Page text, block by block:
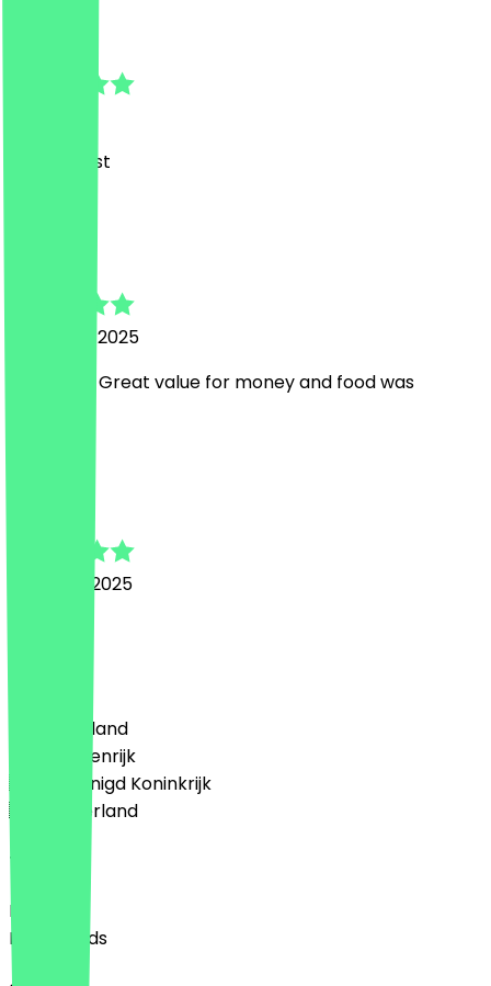
Great bfast
5 februari 2025
Amazing!! Great value for money and food was
16 januari 2025
🇩🇪 Duitsland
🇦🇹 Oostenrijk
🇬🇧 Verenigd Koninkrijk
🇳🇱 Nederland
Taal
English
Nederlands